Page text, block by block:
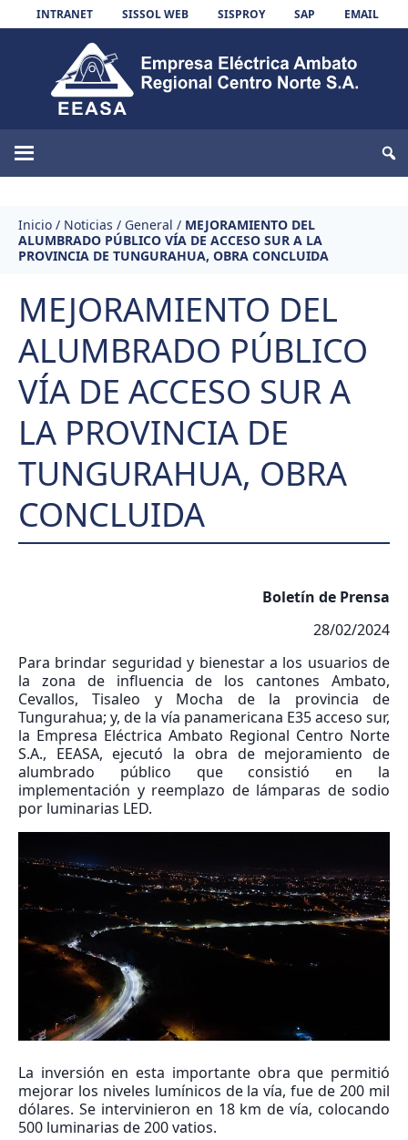
Skip to content
INTRANET SISSOL WEB SISPROY SAP EMAIL
EEASA
Inicio / Noticias / General / MEJORAMIENTO DEL
ALUMBRADO PÚBLICO VÍA DE ACCESO SUR A LA
PROVINCIA DE TUNGURAHUA, OBRA CONCLUIDA
MEJORAMIENTO DEL
ALUMBRADO PÚBLICO
VÍA DE ACCESO SUR A
LA PROVINCIA DE
TUNGURAHUA, OBRA
CONCLUIDA
Boletín de Prensa
28/02/2024
Para brindar seguridad y bienestar a los usuarios de
la zona de influencia de los cantones Ambato,
Cevallos, Tisaleo y Mocha de la provincia de
Tungurahua; y, de la vía panamericana E35 acceso sur,
la Empresa Eléctrica Ambato Regional Centro Norte
S.A., EEASA, ejecutó la obra de mejoramiento de
alumbrado público que consistió en la
implementación y reemplazo de lámparas de sodio
por luminarias LED.
La inversión en esta importante obra que permitió
mejorar los niveles lumínicos de la vía, fue de 200 mil
dólares. Se intervinieron en 18 km de vía, colocando
500 luminarias de 200 vatios.